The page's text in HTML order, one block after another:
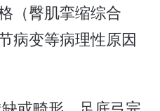
（臀肌挛缩综合
病变等病理性原因